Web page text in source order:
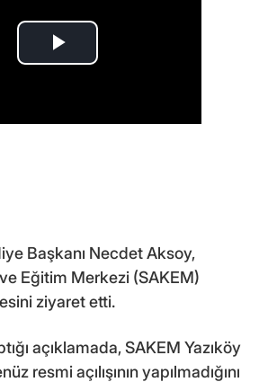
Başkanı Necdet Aksoy,
Eğitim Merkezi (SAKEM)
ziyaret etti.
açıklamada, SAKEM Yazıköy
resmi açılışının yapılmadığını